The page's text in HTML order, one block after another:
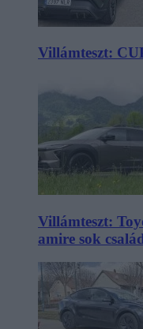
Villámteszt:
Villámteszt:
amire sok